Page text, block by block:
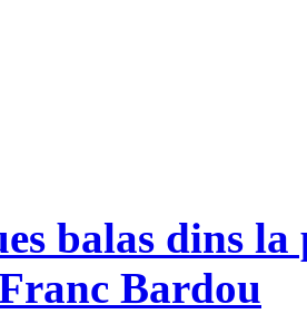
balas dins
Bardou